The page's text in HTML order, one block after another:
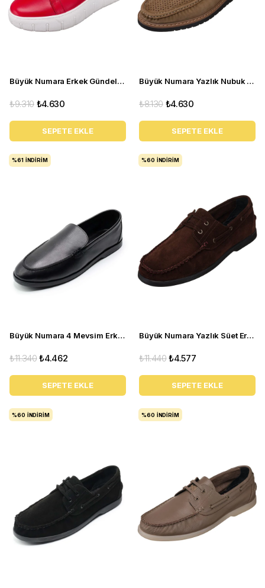
Büyük Numara Erkek Gündelik Spor Ayakkabı - CK141 Kırmızı
₺4.630
₺9.310
SEPETE EKLE
Büyük Numara Yazlık Nubuk Erkek Ayakkabısı - KRT103 Kum Nubuk
₺4.630
₺8.130
SEPETE EKLE
Büyük Numara 4 Mevsim Erkek Ayakkabısı - Utkan02 Siyah Deri
₺4.462
₺11.340
SEPETE EKLE
%61 İNDIRIM
Büyük Numara Yazlık Süet Erkek Ayakkabısı - Utkan001 Kahve Süet
₺4.577
₺11.440
SEPETE EKLE
%60 İNDIRIM
%60 İNDIRIM %60 İNDIRIM